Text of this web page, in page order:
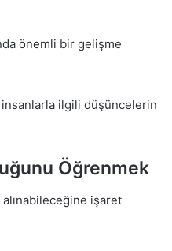
önemli bir gelişme
ilgili düşüncelerin
Öğrenmek
alınabileceğine işaret